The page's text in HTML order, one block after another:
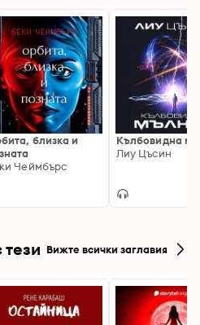
близка и
Чеймбърс
Кълбовидна
Лиу Цъсин
тези Вижте всички заглавия